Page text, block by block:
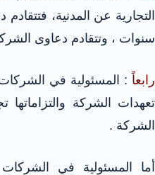
التجارية عن المدنية،
سنوات ، وتتقادم دعاوى
رابعاً : المسئولية في
تعهدات الشركة
الشركة .
أما المسئولية في